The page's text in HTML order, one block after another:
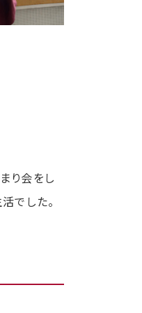
り会をし
でした。